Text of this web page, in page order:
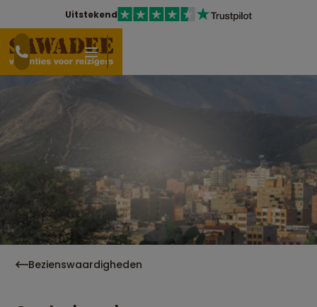
Uitstekend
Bezienswaardigheden